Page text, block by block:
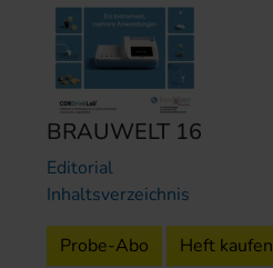
BRAUWELT 16
Editorial
Inhaltsverzeichnis
Probe-Abo Heft kaufen